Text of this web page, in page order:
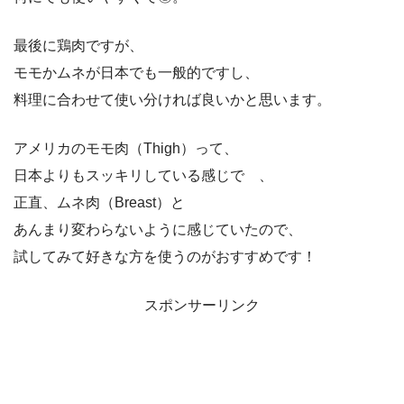
最後に鶏肉ですが、
モモかムネが日本でも一般的ですし、
料理に合わせて使い分ければ良いかと思います。
アメリカのモモ肉（Thigh）って、
日本よりもスッキリしている感じで 、
正直、ムネ肉（Breast）と
あんまり変わらないように感じていたので、
試してみて好きな方を使うのがおすすめです！
スポンサーリンク